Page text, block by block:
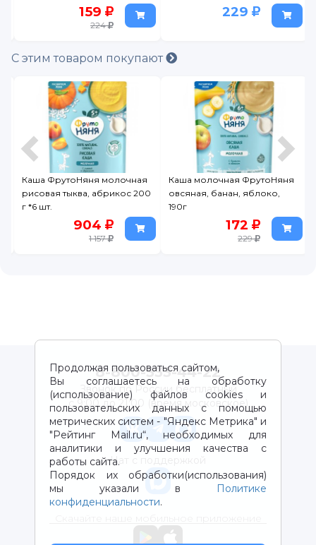
159 229
190г
С этим товаром покупают
Каша ФрутоНяня молочная
рисовая тыква, абрикос 200
г *6 шт.
904
1 157
Каша молочная ФрутоНяня
овсяная, банан, яблоко,
190г
172
229
Продолжая пользоваться сайтом,
Вы соглашаетесь на обработку
(использование) файлов cookies и
пользовательских данных с помощью
метрических систем - "Яндекс Метрика" и
"Рейтинг Mail.ru“, необходимых для
аналитики и улучшения качества с
работы сайта.
Порядок их обработки(использования)
мы указали в
Политике
конфиденциальности.
8-800-333-44-22
Звонок по России бесплатный
с 9:00 до 21:00 (время московское)
Чат с поддержкой